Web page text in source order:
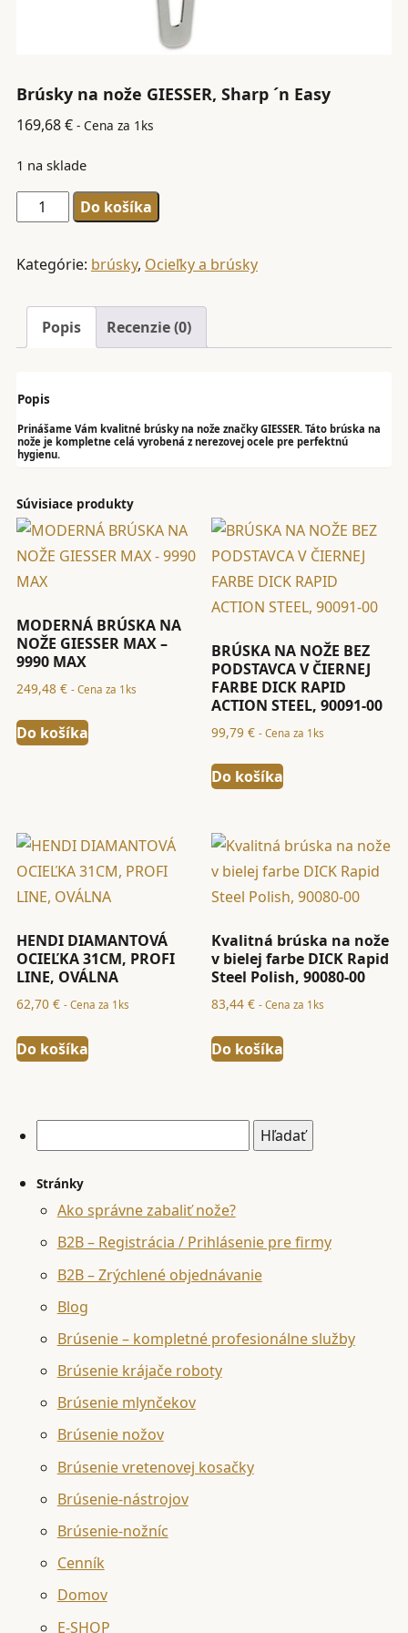
Brúsky na nože GIESSER, Sharp ´n Easy
169,68€ - Cena za 1ks
1 na sklade
množstvo
Brúsky
na
nože
GIESSER,
Sharp
Do košíka
Kategórie: brúsky, Ocieľky a brúsky
Popis Recenzie (0)
Popis
Prinášame Vám kvalitné brúsky na nože značky GIESSER. Táto brúska na
nože je kompletne celá vyrobená z nerezovej ocele pre perfektnú
hygienu.
Súvisiace produkty
MODERNÁ BRÚSKA NA
NOŽE GIESSER MAX –
9990 MAX
249,48 € - Cena za 1ks
Do košíka
BRÚSKA NA NOŽE BEZ
PODSTAVCA V ČIERNEJ
FARBE DICK RAPID
ACTION STEEL, 90091-00
99,79€ - Cena za 1ks
Do košíka
HENDI DIAMANTOVÁ
OCIEĽKA 31CM, PROFI
LINE, OVÁLNA
62,70 € - Cena za 1ks
Do košíka
Kvalitná brúska na nože
v bielej farbe DICK Rapid
Steel Polish, 90080-00
83,44€ - Cena za 1ks
Do košíka
Stránky
Ako správne zabaliť nože?
B2B – Registrácia / Prihlásenie pre firmy
B2B – Zrýchlené objednávanie
Blog
Brúsenie – kompletné profesionálne služby
Brúsenie krájače roboty
Brúsenie mlynčekov
Brúsenie nožov
Brúsenie vretenovej kosačky
Brúsenie-nástrojov
Brúsenie-nožníc
Cenník
Domov
E-SHOP